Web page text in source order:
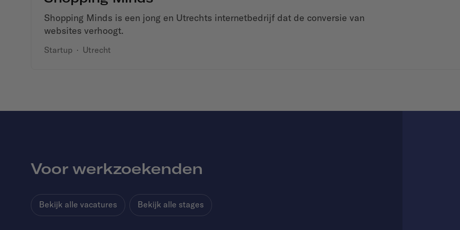
Shopping Minds is een jong en Utrechts internetbedrijf dat de conversie van
websites verhoogt.
Startup · Utrecht
Voor werkzoekenden
Bekijk alle vacatures Bekijk alle stages